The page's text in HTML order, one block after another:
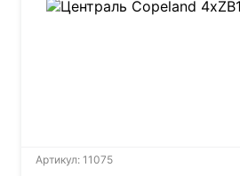
Артикул: 11075